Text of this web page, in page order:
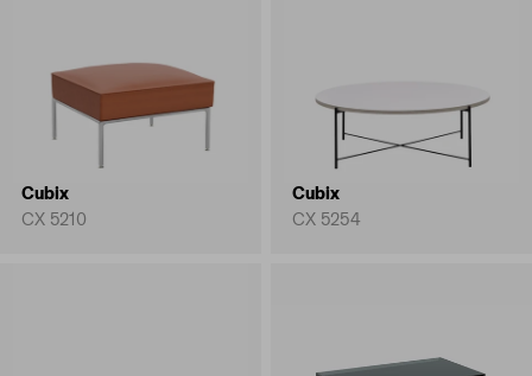
Cubix
CX 5210
Cubix
CX 5254